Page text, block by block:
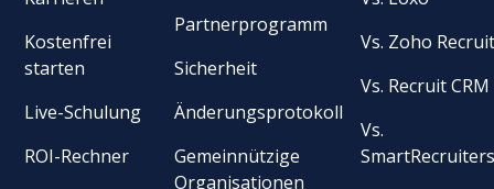
Kostenfrei
starten
Live-Schulung
ROI-Rechner
Partnerprogramm
Sicherheit
Änderungsprotokoll
Gemeinnützige
Organisationen
Vs. Zoho
Vs. Recruit CRM
Vs.